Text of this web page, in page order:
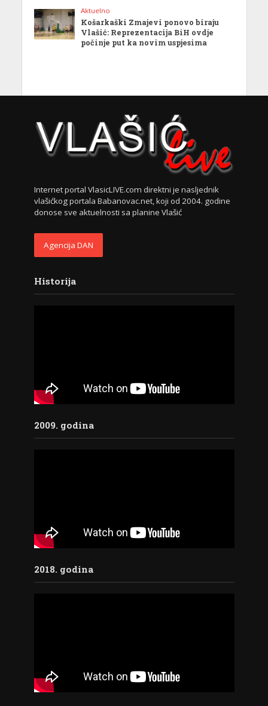
Aktuelno
Košarkaški Zmajevi ponovo biraju
Vlašić: Reprezentacija BiH ovdje
počinje put ka novim uspjesima
Internet portal VlasicLIVE.com direktni je nasljednik
vlašićkog portala Babanovac.net, koji od 2004. godine
donose sve aktuelnosti sa planine Vlašić
Agencija DAN
Historija
2009. godina
2018. godina